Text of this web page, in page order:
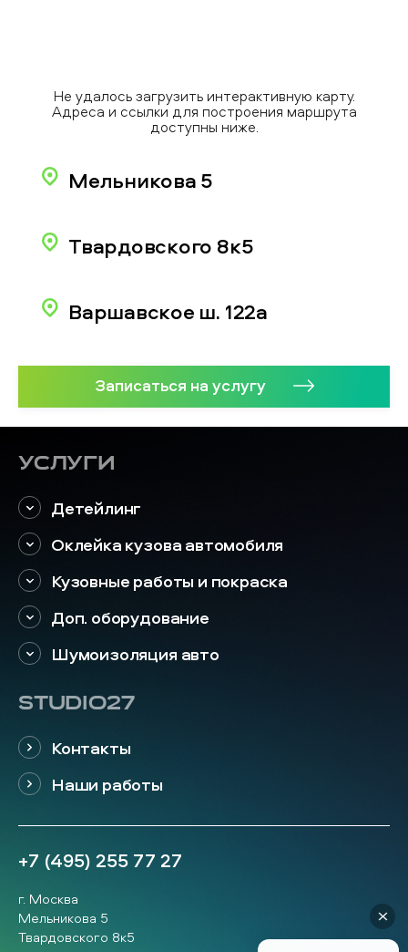
Не удалось загрузить интерактивную карту.
Адреса и ссылки для построения маршрута
доступны ниже.
Мельникова 5
Твардовского 8к5
Варшавское ш. 122а
Записаться на услугу
Услуги
Детейлинг
Оклейка кузова автомобиля
Кузовные работы и покраска
Доп. оборудование
Шумоизоляция авто
STUDIO27
Контакты
Наши работы
+7 (495) 255 77 27
г. Москва
Мельникова 5
Твардовского 8к5